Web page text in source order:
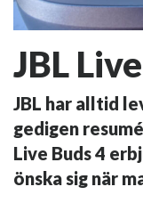
JBL
JBL har alltid
gedigen
Live Buds 4
önska sig när